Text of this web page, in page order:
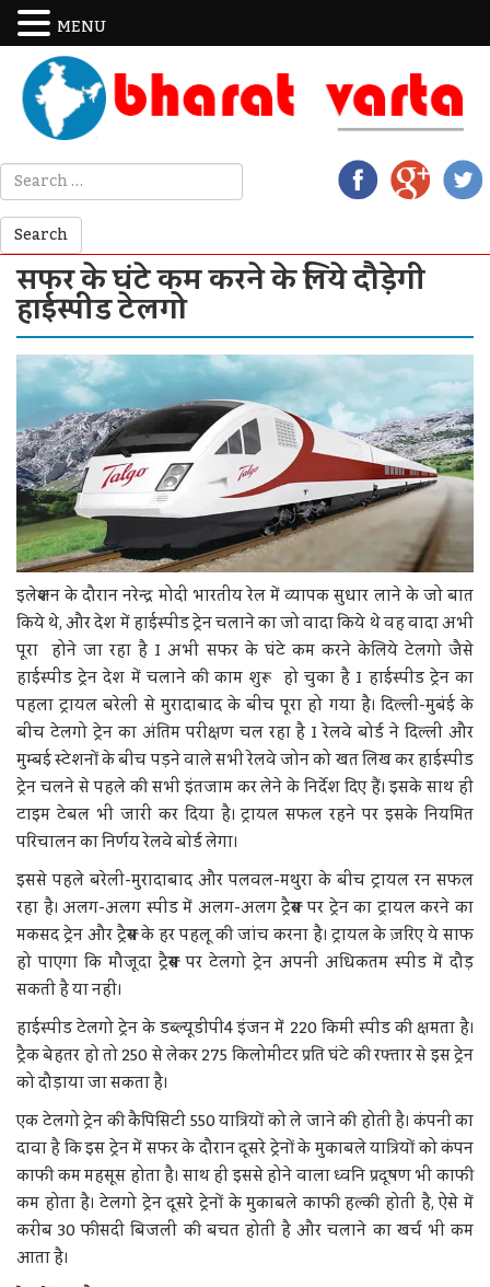
सफर के घंटे कम करने के लिये दौड़ेगी
हाईस्पीड टेलगो
इलेक्शन के दौरान नरेन्द्र मोदी भारतीय रेल में व्यापक सुधार लाने के जो बात
किये थे, और देश में हाईस्पीड ट्रेन चलाने का जो वादा किये थे वह वादा अभी
पूरा होने जा रहा है I अभी सफर के घंटे कम करने केलिये टेलगो जैसे
हाईस्पीड ट्रेन देश में चलाने की काम शुरू हो चुका है I हाईस्पीड ट्रेन का
पहला ट्रायल बरेली से मुरादाबाद के बीच पूरा हो गया है। दिल्ली-मुबंई के
बीच टेलगो ट्रेन का अंतिम परीक्षण चल रहा है I रेलवे बोर्ड ने दिल्ली और
मुम्बई स्टेशनों के बीच पड़ने वाले सभी रेलवे जोन को खत लिख कर हाईस्पीड
ट्रेन चलने से पहले की सभी इंतजाम कर लेने के निर्देश दिए हैं। इसके साथ ही
टाइम टेबल भी जारी कर दिया है। ट्रायल सफल रहने पर इसके नियमित
परिचालन का निर्णय रेलवे बोर्ड लेगा।
इससे पहले बरेली-मुरादाबाद और पलवल-मथुरा के बीच ट्रायल रन सफल
रहा है। अलग-अलग स्पीड में अलग-अलग ट्रैक्स पर ट्रेन का ट्रायल करने का
मकसद ट्रेन और ट्रैक्स के हर पहलू की जांच करना है। ट्रायल के ज़रिए ये साफ
हो पाएगा कि मौजूदा ट्रैक्स पर टेलगो ट्रेन अपनी अधिकतम स्पीड में दौड़
सकती है या नहीं।
हाईस्पीड टेलगो ट्रेन के डब्ल्यूडीपी4 इंजन में 220 किमी स्पीड की क्षमता है।
ट्रैक बेहतर हो तो 250 से लेकर 275 किलोमीटर प्रति घंटे की रफ्तार से इस ट्रेन
को दौड़ाया जा सकता है।
एक टेलगो ट्रेन की कैपिसिटी 550 यात्रियों को ले जाने की होती है। कंपनी का
दावा है कि इस ट्रेन में सफर के दौरान दूसरे ट्रेनों के मुकाबले यात्रियों को कंपन
काफी कम महसूस होता है। साथ ही इससे होने वाला ध्वनि प्रदूषण भी काफी
कम होता है। टेलगो ट्रेन दूसरे ट्रेनों के मुकाबले काफी हल्की होती है, ऐसे में
करीब 30 फीसदी बिजली की बचत होती है और चलाने का खर्च भी कम
आता है।
MENU